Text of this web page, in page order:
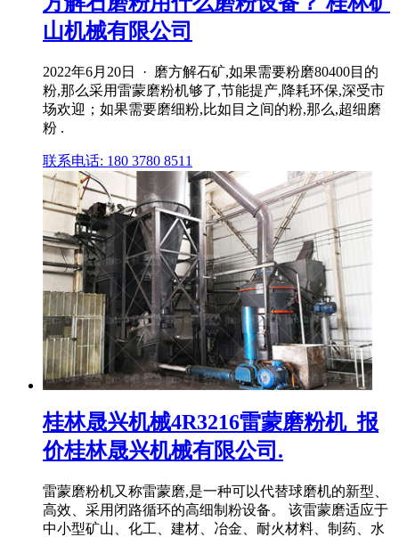
山机械有限公司
2022年6月20日 · 磨方解石矿,如果需要粉磨80400目的
粉,那么采用雷蒙磨粉机够了,节能提产,降耗环保,深受市
场欢迎；如果需要磨细粉,比如目之间的粉,那么,超细磨
粉 .
联系电话: 180 3780 8511
桂林晟兴机械4R3216雷蒙磨粉机_报
价桂林晟兴机械有限公司.
雷蒙磨粉机又称雷蒙磨,是一种可以代替球磨机的新型、
高效、采用闭路循环的高细制粉设备。 该雷蒙磨适应于
中小型矿山、化工、建材、冶金、耐火材料、制药、水